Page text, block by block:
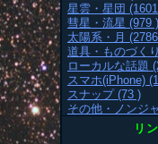
星雲・星団
彗星・流星 (979 )
太陽系・月
道具・ものづく
ローカルな話題
スマホ(iPhone)
スナップ (73 )
その他・ノンジ
リ